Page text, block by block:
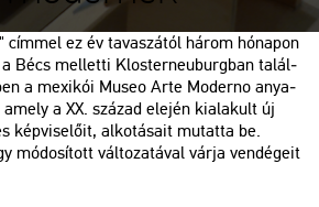
cím­mel ez év ta­va­szá­tól három hó­na­pon
Bécs mel­let­ti Klos­ter­ne­u­burg­ban ta­lál­
a me­xi­kói Museo Arte Mo­der­no anya­
a XX. szá­zad ele­jén ki­ala­kult új
kép­vi­se­lő­it, al­ko­tá­sa­it mu­tat­ta be.
mó­do­sí­tott vál­to­za­tá­val várja ven­dé­ge­it